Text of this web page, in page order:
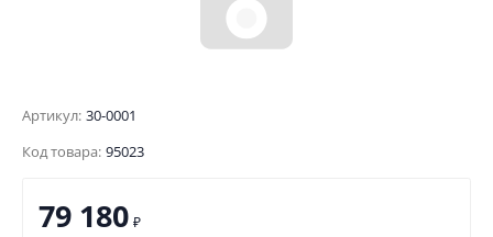
Артикул: 30-0001
Код товара: 95023
79 180 ₽